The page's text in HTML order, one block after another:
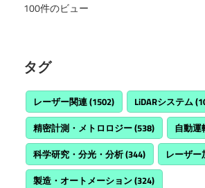
100件のビュー
タグ
レーザー関連(1502) LiDARシステム
精密計測・メトロロジー(538) 自動運
科学研究・分光・分析(344) レーザー
製造・オートメーション(324)